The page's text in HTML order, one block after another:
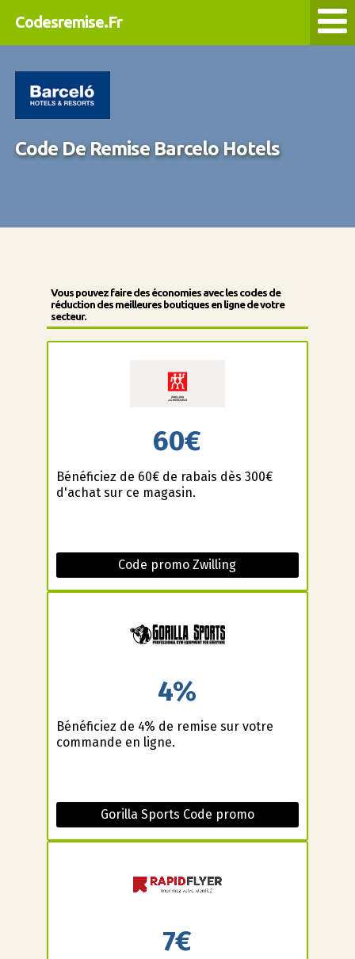
Codesremise.Fr
Code De Remise Barcelo Hotels
Vous pouvez faire des économies avec les codes de
réduction des meilleures boutiques en ligne de votre
secteur.
60€
Bénéficiez de 60€ de rabais dès 300€
d'achat sur ce magasin.
Code promo Zwilling
4%
Bénéficiez de 4% de remise sur votre
commande en ligne.
Gorilla Sports Code promo
7€